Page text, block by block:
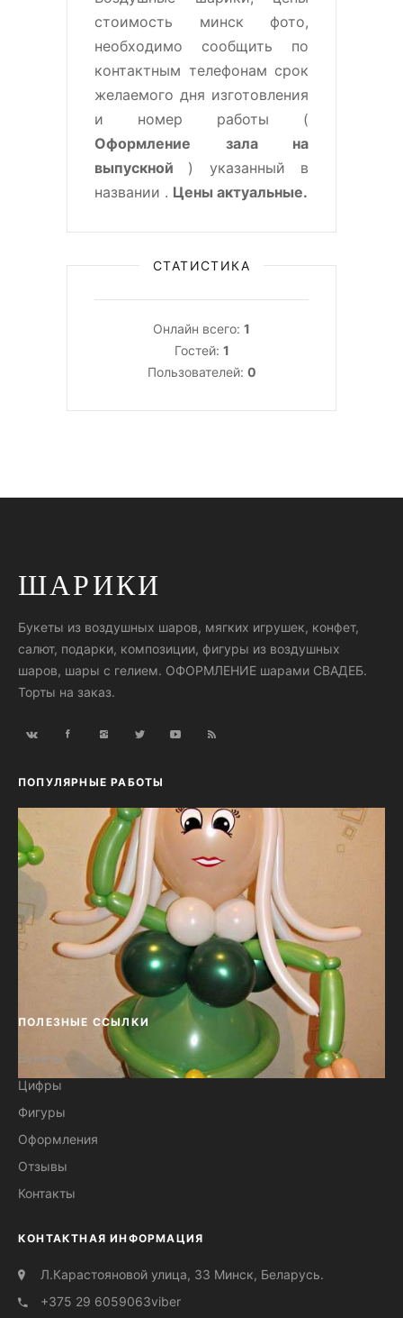
стоимость минск фото,
необходимо сообщить по
контактным телефонам срок
желаемого дня изготовления
и номер работы (
Оформление зала на
выпускной ) указанный в
названии . Цены актуальные.
СТАТИСТИКА
Онлайн всего: 1
Гостей: 1
Пользователей: 0
ШАРИКИ
Букеты из воздушных шаров, мягких игрушек, конфет,
салют, подарки, композиции, фигуры из воздушных
шаров, шары с гелием. ОФОРМЛЕНИЕ шарами СВАДЕБ.
Торты на заказ.
ПОПУЛЯРНЫЕ РАБОТЫ
Девушка солдатка из шаров №129
ПОЛЕЗНЫЕ ССЫЛКИ
Букеты
Цифры
Фигуры
Оформления
Отзывы
Контакты
КОНТАКТНАЯ ИНФОРМАЦИЯ
Л.Карастояновой улица, 33 Минск, Беларусь.
+375 29 6059063viber